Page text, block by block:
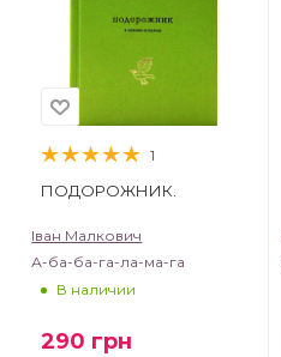
1
ПОДОРОЖНИК.
Іван Малкович
А-ба-ба-га-ла-ма-га
В наличии
290 грн